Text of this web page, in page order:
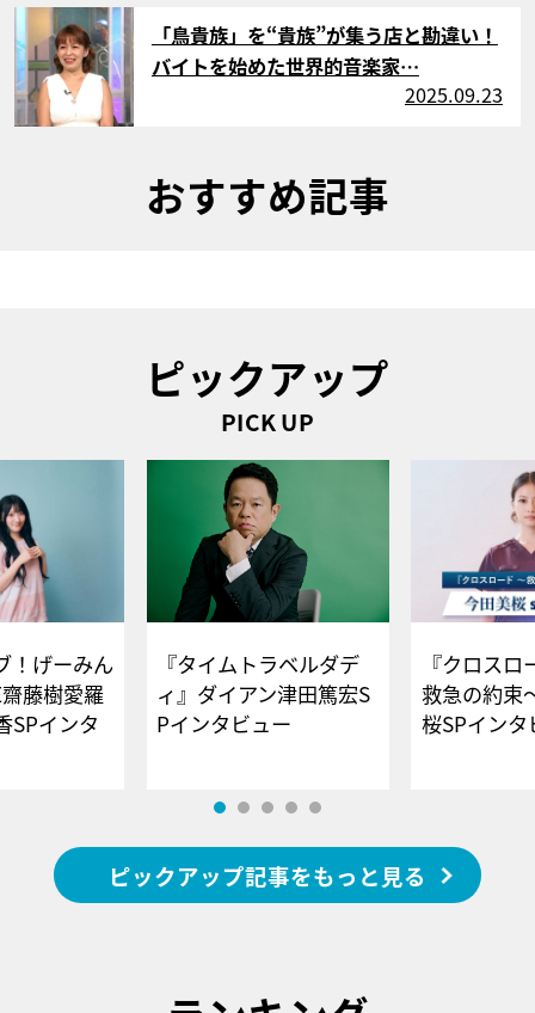
サムネイル
「鳥貴族」を“貴族”が集う店と勘違い！
バイトを始めた世界的音楽家…
2025.09.23
おすすめ記事
ピックアップ
PICK UP
！げーみん
藤樹愛羅
SPインタ
『タイムトラベルダデ
ィ』ダイアン津田篤宏S
Pインタビュー
『クロス
救急の約束
桜SPイ
ピックアップ記事をもっと見る